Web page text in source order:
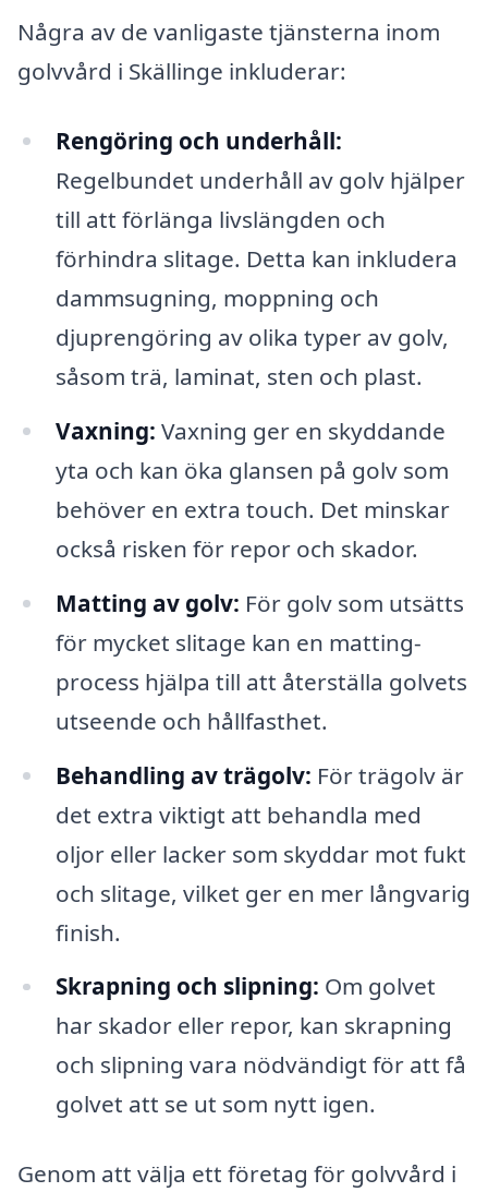
Några av de vanligaste tjänsterna inom
golvvård i Skällinge inkluderar:
Rengöring och underhåll:
Regelbundet underhåll av golv hjälper
till att förlänga livslängden och
förhindra slitage. Detta kan inkludera
dammsugning, moppning och
djuprengöring av olika typer av golv,
såsom trä, laminat, sten och plast.
Vaxning: Vaxning ger en skyddande
yta och kan öka glansen på golv som
behöver en extra touch. Det minskar
också risken för repor och skador.
Matting av golv: För golv som utsätts
för mycket slitage kan en matting-
process hjälpa till att återställa golvets
utseende och hållfasthet.
Behandling av trägolv: För trägolv är
det extra viktigt att behandla med
oljor eller lacker som skyddar mot fukt
och slitage, vilket ger en mer långvarig
finish.
Skrapning och slipning: Om golvet
har skador eller repor, kan skrapning
och slipning vara nödvändigt för att få
golvet att se ut som nytt igen.
Genom att välja ett företag för golvvård i